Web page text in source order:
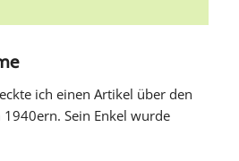
ich einen Artikel über den
Sein Enkel wurde